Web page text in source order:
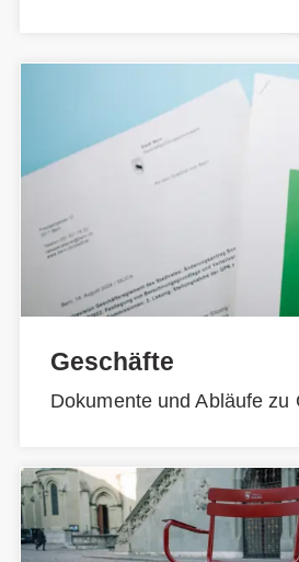
Geschäfte
Dokumente und Abläufe zu